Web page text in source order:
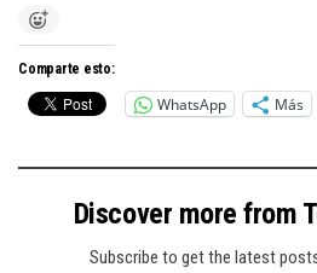
Comparte esto:
WhatsApp Más
Discover more from
Subscribe to get the latest